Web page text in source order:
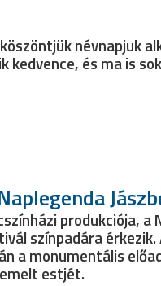
névnapjuk
kedvence, és ma is
produkciója, a
színpadára érkezik.
a monumentális
estjét.